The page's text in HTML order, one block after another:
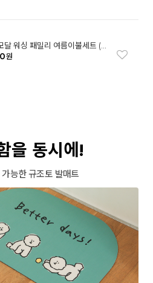
달 워싱 패밀리 여름이불세트 (8
원
을 동시에!
능한 규조토 발매트